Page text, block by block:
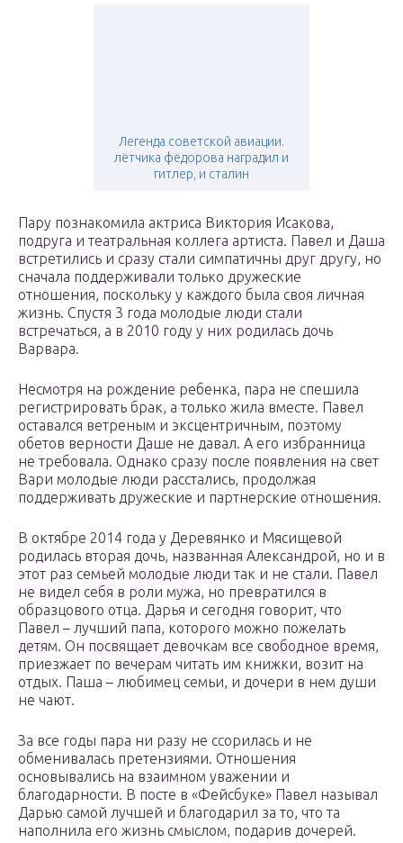
Легенда советской авиации.
лётчика фёдорова наградил и
гитлер, и сталин
Пару познакомила актриса Виктория Исакова,
подруга и театральная коллега артиста. Павел и Даша
встретились и сразу стали симпатичны друг другу, но
сначала поддерживали только дружеские
отношения, поскольку у каждого была своя личная
жизнь. Спустя 3 года молодые люди стали
встречаться, а в 2010 году у них родилась дочь
Варвара.
Несмотря на рождение ребенка, пара не спешила
регистрировать брак, а только жила вместе. Павел
оставался ветреным и эксцентричным, поэтому
обетов верности Даше не давал. А его избранница
не требовала. Однако сразу после появления на свет
Вари молодые люди расстались, продолжая
поддерживать дружеские и партнерские отношения.
В октябре 2014 года у Деревянко и Мясищевой
родилась вторая дочь, названная Александрой, но и в
этот раз семьей молодые люди так и не стали. Павел
не видел себя в роли мужа, но превратился в
образцового отца. Дарья и сегодня говорит, что
Павел – лучший папа, которого можно пожелать
детям. Он посвящает девочкам все свободное время,
приезжает по вечерам читать им книжки, возит на
отдых. Паша – любимец семьи, и дочери в нем души
не чают.
За все годы пара ни разу не ссорилась и не
обменивалась претензиями. Отношения
основывались на взаимном уважении и
благодарности. В посте в «Фейсбуке» Павел называл
Дарью самой лучшей и благодарил за то, что та
наполнила его жизнь смыслом, подарив дочерей.